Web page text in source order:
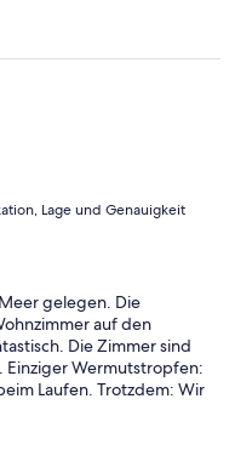
Wir kommen
Lage und Genauigkeit
gelegen. Die
auf den
Die Zimmer sind
Einziger Wermutstropfen:
Laufen. Trotzdem: Wir
werden wieder